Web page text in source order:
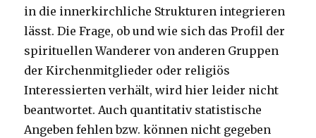
in die innerkirchliche Strukturen integrieren
lässt. Die Frage, ob und wie sich das Profil der
spirituellen Wanderer von anderen Gruppen
der Kirchenmitglieder oder religiös
Interessierten verhält, wird hier leider nicht
beantwortet. Auch quantitativ statistische
Angeben fehlen bzw. können nicht gegeben